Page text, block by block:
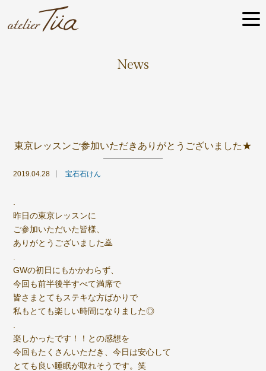
News
東京レッスンご参加いただきありがとうございました★
2019.04.28 宝石石けん
昨日の東京レッスンに
ご参加いただいた皆様、
ありがとうございました🙇
GWの初日にもかかわらず、
今回も前半後半すべて満席で
皆さまとてもステキな方ばかりで
私もとても楽しい時間になりました◎
楽しかったです！！との感想を
今回もたくさんいただき、今日は安心して
とても良い睡眠が取れそうです。笑